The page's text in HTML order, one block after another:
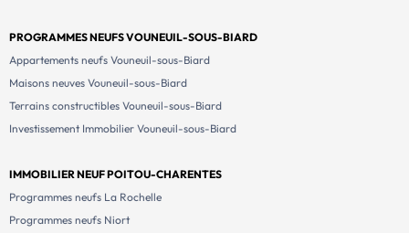
PROGRAMMES NEUFS VOUNEUIL-SOUS-BIARD
Appartements neufs Vouneuil-sous-Biard
Maisons neuves Vouneuil-sous-Biard
Terrains constructibles Vouneuil-sous-Biard
Investissement Immobilier Vouneuil-sous-Biard
IMMOBILIER NEUF POITOU-CHARENTES
Programmes neufs La Rochelle
Programmes neufs Niort